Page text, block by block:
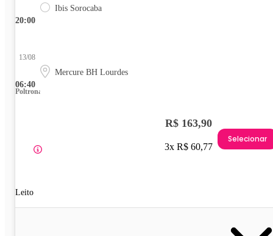
20:00
Ibis Sorocaba
06:40
13/08
Mercure BH Lourdes
Poltrona
Leito
R$ 163,90
3x R$ 60,77
Selecionar